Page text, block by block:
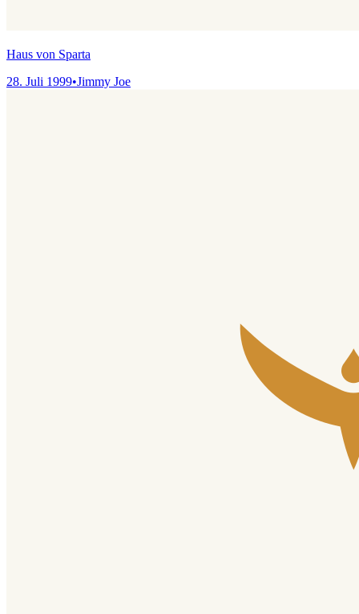
Haus von Sparta
28. Juli 1999•Jimmy Joe